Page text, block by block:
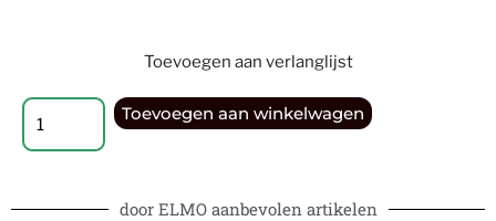
Toevoegen aan verlanglijst
Toevoegen aan winkelwagen
door ELMO aanbevolen artikelen